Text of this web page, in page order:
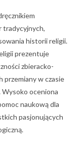
tradycyjnych,
historii religii.
prezentuje
zbieracko-
przemiany w czasie
Wysoko oceniona
naukową dla
pasjonujących